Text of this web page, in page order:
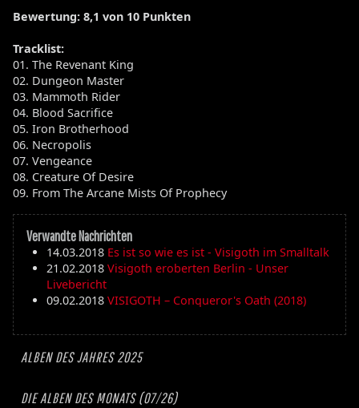
ALBEN DES JAHRES 2025
DIE ALBEN DES MONATS (07/26)
Bewertung: 8,1 von 10 Punkten
Tracklist:
01. The Revenant King
02. Dungeon Master
03. Mammoth Rider
04. Blood Sacrifice
05. Iron Brotherhood
06. Necropolis
07. Vengeance
08. Creature Of Desire
09. From The Arcane Mists Of Prophecy
Verwandte Nachrichten
14.03.2018 Es ist so wie es ist - Visigoth im Smalltalk
21.02.2018 Visigoth eroberten Berlin - Unser
Livebericht
09.02.2018 VISIGOTH – Conqueror's Oath (2018)